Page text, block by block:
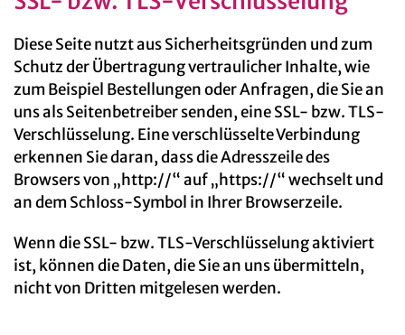
Diese Seite nutzt aus Sicherheitsgründen und zum
Schutz der Übertragung vertraulicher Inhalte, wie
zum Beispiel Bestellungen oder Anfragen, die Sie an
uns als Seitenbetreiber senden, eine SSL- bzw. TLS-
Verschlüsselung. Eine verschlüsselte Verbindung
erkennen Sie daran, dass die Adresszeile des
Browsers von „http://“ auf „https://“ wechselt und
an dem Schloss-Symbol in Ihrer Browserzeile.
Wenn die SSL- bzw. TLS-Verschlüsselung aktiviert
ist, können die Daten, die Sie an uns übermitteln,
nicht von Dritten mitgelesen werden.